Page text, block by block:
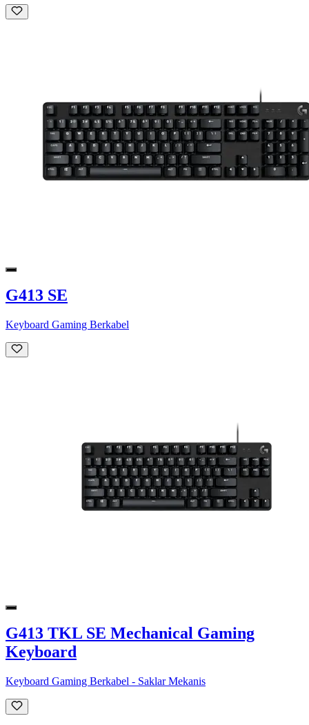
G413 SE
Keyboard Gaming Berkabel
G413 TKL SE Mechanical Gaming
Keyboard
Keyboard Gaming Berkabel - Saklar Mekanis